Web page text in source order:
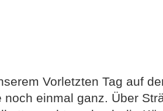
geht es durch die
Orten zum